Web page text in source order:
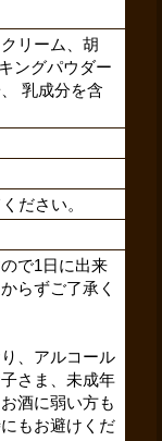
リーム、胡
ングパウダー
乳成分を含
ださい。
で1日に出来
らずご了承く
、アルコール
さま、未成年
酒に弱い方も
もお避けくだ